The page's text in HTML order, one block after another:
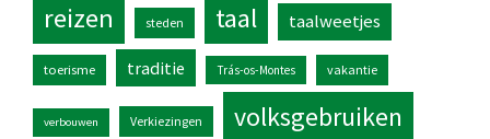
reizen steden taal taalweetjes
toerisme traditie Trás-os-Montes vakantie
verbouwen Verkiezingen volksgebruiken